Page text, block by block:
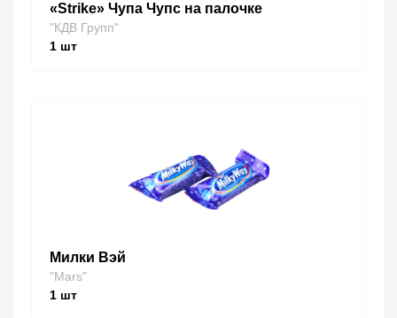
«Strike» Чупа Чупс на палочке
"КДВ Групп"
1 шт
Милки Вэй
"Mars"
1 шт